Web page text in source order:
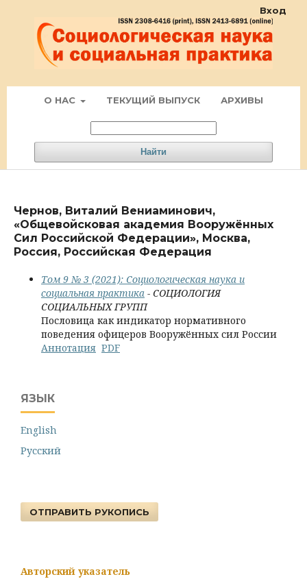
О НАС ТЕКУЩИЙ ВЫПУСК АРХИВЫ
Найти
Вход
Чернов, Виталий Вениаминович,
«Общевойсковая академия Вооружённых
Сил Российской Федерации», Москва,
Россия, Российская Федерация
Том 9 № 3 (2021): Социологическая наука и
социальная практика - СОЦИОЛОГИЯ
СОЦИАЛЬНЫХ ГРУПП
Пословица как индикатор нормативного
поведения офицеров Вооружённых сил России
Аннотация PDF
ЯЗЫК
English
Русский
ОТПРАВИТЬ РУКОПИСЬ
Авторский указатель